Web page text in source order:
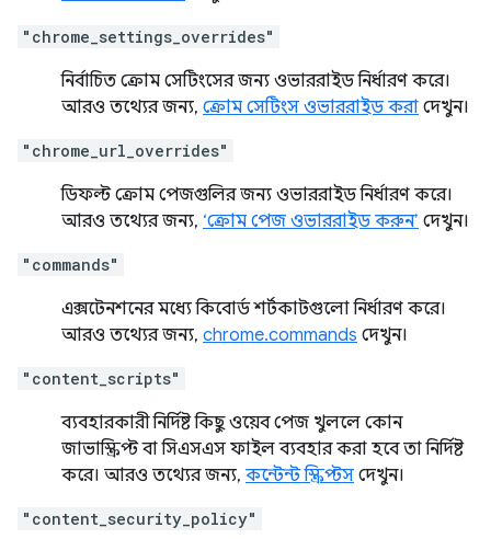
"chrome_settings_overrides"
নির্বাচিত ক্রোম সেটিংসের জন্য ওভাররাইড নির্ধারণ করে।
আরও তথ্যের জন্য, ক্রোম সেটিংস ওভাররাইড করা দেখুন।
"chrome_url_overrides"
ডিফল্ট ক্রোম পেজগুলির জন্য ওভাররাইড নির্ধারণ করে।
আরও তথ্যের জন্য, ‘ক্রোম পেজ ওভাররাইড করুন’ দেখুন।
"commands"
এক্সটেনশনের মধ্যে কিবোর্ড শর্টকাটগুলো নির্ধারণ করে।
আরও তথ্যের জন্য, chrome.commands দেখুন।
"content_scripts"
ব্যবহারকারী নির্দিষ্ট কিছু ওয়েব পেজ খুললে কোন
জাভাস্ক্রিপ্ট বা সিএসএস ফাইল ব্যবহার করা হবে তা নির্দিষ্ট
করে। আরও তথ্যের জন্য, কন্টেন্ট স্ক্রিপ্টস দেখুন।
"content_security_policy"